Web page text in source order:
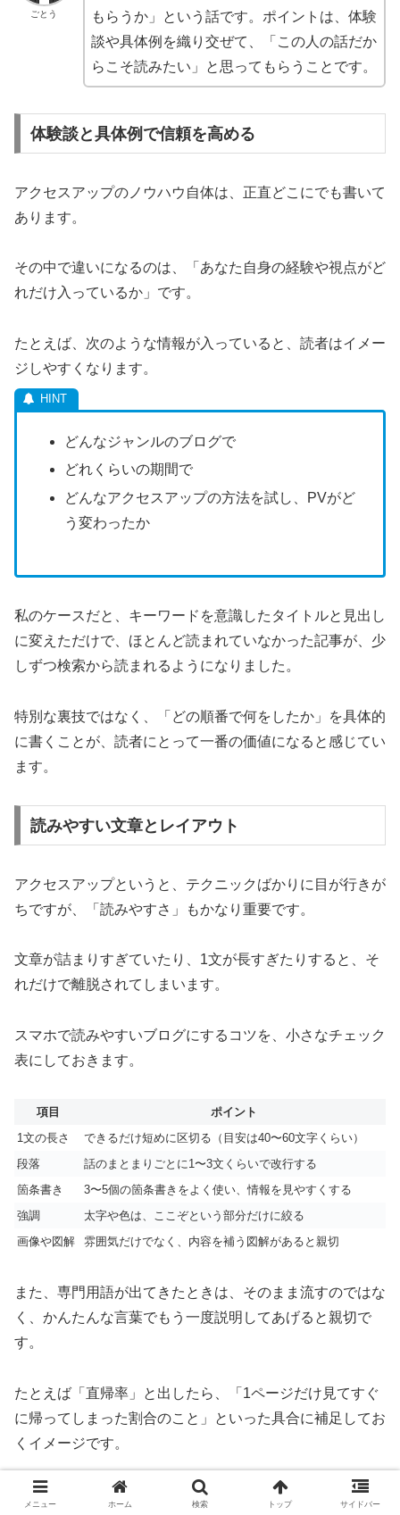
ごとう
もらうか」という話です。ポイントは、体験
談や具体例を織り交ぜて、「この人の話だか
らこそ読みたい」と思ってもらうことです。
体験談と具体例で信頼を高める
アクセスアップのノウハウ自体は、正直どこにでも書いて
あります。
その中で違いになるのは、「あなた自身の経験や視点がど
れだけ入っているか」です。
たとえば、次のような情報が入っていると、読者はイメー
ジしやすくなります。
どんなジャンルのブログで
どれくらいの期間で
どんなアクセスアップの方法を試し、PVがど
う変わったか
私のケースだと、キーワードを意識したタイトルと見出し
に変えただけで、ほとんど読まれていなかった記事が、少
しずつ検索から読まれるようになりました。
特別な裏技ではなく、「どの順番で何をしたか」を具体的
に書くことが、読者にとって一番の価値になると感じてい
ます。
読みやすい文章とレイアウト
アクセスアップというと、テクニックばかりに目が行きが
ちですが、「読みやすさ」もかなり重要です。
文章が詰まりすぎていたり、1文が長すぎたりすると、そ
れだけで離脱されてしまいます。
スマホで読みやすいブログにするコツを、小さなチェック
表にしておきます。
項目
ポイント
1文の長さ
できるだけ短めに区切る（目安は40〜60文字くらい）
段落
話のまとまりごとに1〜3文くらいで改行する
箇条書き
3〜5個の箇条書きをよく使い、情報を見やすくする
強調
太字や色は、ここぞという部分だけに絞る
画像や図解
雰囲気だけでなく、内容を補う図解があると親切
また、専門用語が出てきたときは、そのまま流すのではな
く、かんたんな言葉でもう一度説明してあげると親切で
す。
たとえば「直帰率」と出したら、「1ページだけ見てすぐ
に帰ってしまった割合のこと」といった具合に補足してお
くイメージです。
リライトでアクセスをさらに伸ばす
メニュー ホーム 検索 トップ サイドバー